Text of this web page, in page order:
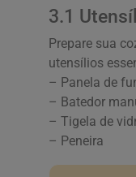
3.1
Prepare sua
utensílios
– Panela de
– Batedor
– Tigela de
– Peneira